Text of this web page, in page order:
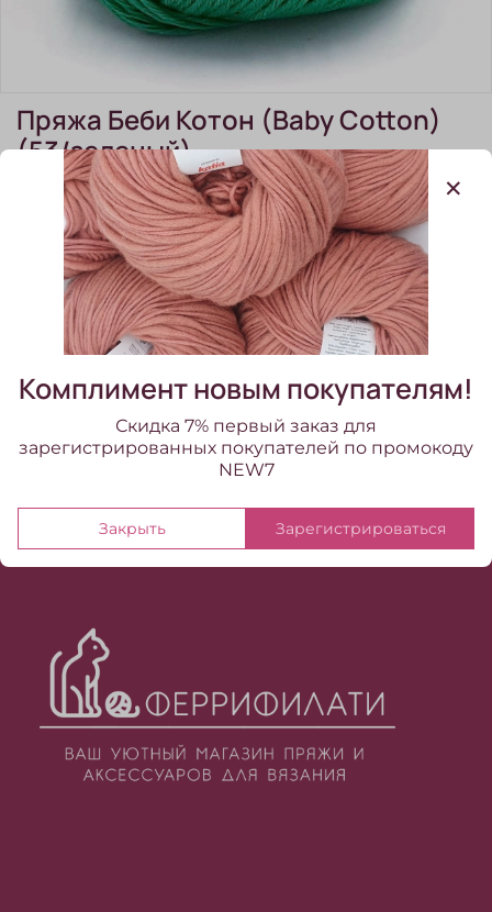
(0)
В наличии: 9 шт
Пряжа Беби Котон (Baby Cotton)
(53/зеленый)
200.00 ₽
Пряжа Беби Котон (Baby Cotton) (53/зеленый)
Комплимент новым покупателям!
Скидка 7% первый заказ для
зарегистрированных покупателей по промокоду
NEW7
Закрыть Зарегистрироваться